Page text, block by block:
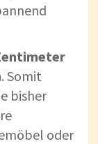
. Somit
bisher
oder